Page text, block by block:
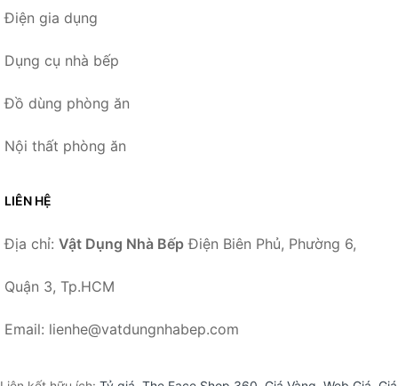
Điện gia dụng
Dụng cụ nhà bếp
Đồ dùng phòng ăn
Nội thất phòng ăn
LIÊN HỆ
Địa chỉ: Vật Dụng Nhà Bếp Điện Biên Phủ, Phường 6,
Quận 3, Tp.HCM
Email: lienhe@vatdungnhabep.com